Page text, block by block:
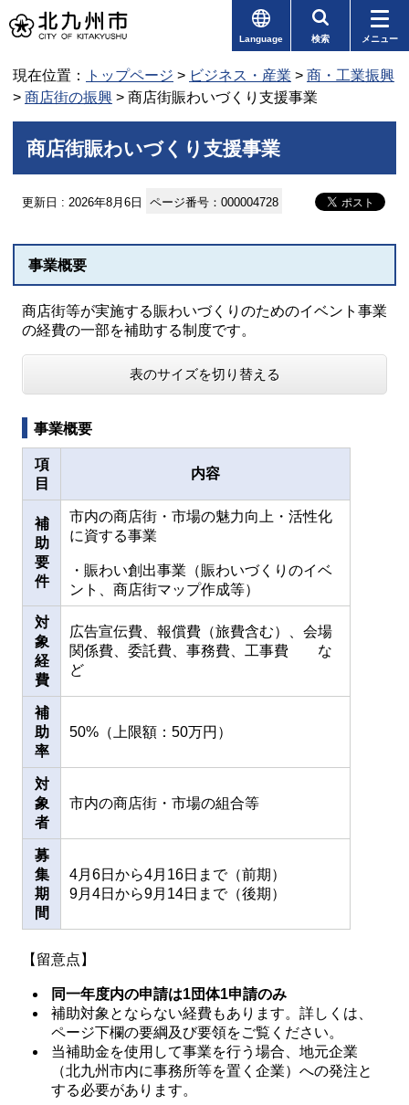
Language 検索 メニュー
現在位置： トップページ > ビジネス・産業 > 商・工業振興
> 商店街の振興 > 商店街賑わいづくり支援事業
商店街賑わいづくり支援事業
更新日 : 2026年8月6日 ページ番号：000004728
事業概要
商店街等が実施する賑わいづくりのためのイベント事業
の経費の一部を補助する制度です。
表のサイズを切り替える
事業概要
項
目
内容
補
助
要
件
市内の商店街・市場の魅力向上・活性化
に資する事業
・賑わい創出事業（賑わいづくりのイベ
ント、商店街マップ作成等）
対
象
経
費
広告宣伝費、報償費（旅費含む）、会場
関係費、委託費、事務費、工事費 な
ど
補
助
率
50%（上限額：50万円）
対
象
者
市内の商店街・市場の組合等
募
集
期
間
4月6日から4月16日まで（前期）
9月4日から9月14日まで（後期）
【留意点】
同一年度内の申請は1団体1申請のみ
補助対象とならない経費もあります。詳しくは、
ページ下欄の要綱及び要領をご覧ください。
当補助金を使用して事業を行う場合、地元企業
（北九州市内に事務所等を置く企業）への発注と
する必要があります。